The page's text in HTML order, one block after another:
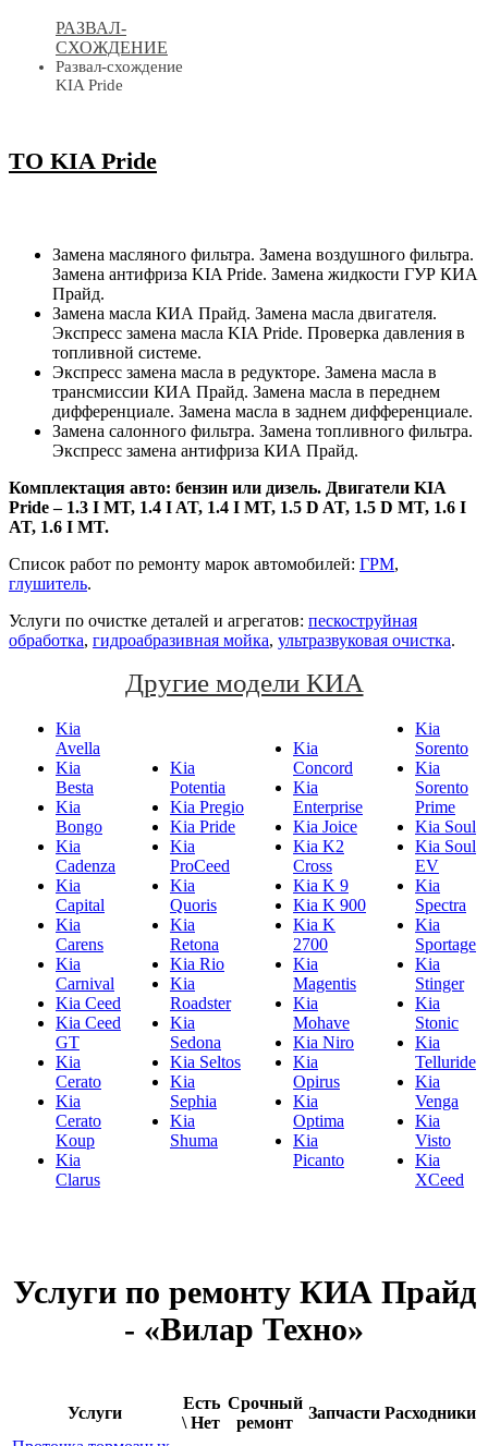
РАЗВАЛ-
СХОЖДЕНИЕ
Развал-схождение
KIA Pride
ТО KIA Pride
Замена масляного фильтра. Замена воздушного фильтра.
Замена антифриза KIA Pride. Замена жидкости ГУР КИА
Прайд.
Замена масла КИА Прайд. Замена масла двигателя.
Экспресс замена масла KIA Pride. Проверка давления в
топливной системе.
Экспресс замена масла в редукторе. Замена масла в
трансмиссии КИА Прайд. Замена масла в переднем
дифференциале. Замена масла в заднем дифференциале.
Замена салонного фильтра. Замена топливного фильтра.
Экспресс замена антифриза КИА Прайд.
Комплектация авто: бензин или дизель. Двигатели KIA
Pride – 1.3 I MT, 1.4 I AT, 1.4 I MT, 1.5 D AT, 1.5 D MT, 1.6 I
AT, 1.6 I MT.
Список работ по ремонту марок автомобилей: ГРМ,
глушитель.
Услуги по очистке деталей и агрегатов: пескоструйная
обработка, гидроабразивная мойка, ультразвуковая очистка.
Другие модели КИА
Kia
Avella
Kia
Besta
Kia
Bongo
Kia
Cadenza
Kia
Capital
Kia
Carens
Kia
Carnival
Kia Ceed
Kia Ceed
GT
Kia
Cerato
Kia
Cerato
Koup
Kia
Clarus
Kia
Potentia
Kia Pregio
Kia Pride
Kia
ProCeed
Kia
Quoris
Kia
Retona
Kia Rio
Kia
Roadster
Kia
Sedona
Kia Seltos
Kia
Sephia
Kia
Shuma
Kia
Concord
Kia
Enterprise
Kia Joice
Kia K2
Cross
Kia K 9
Kia K 900
Kia K
2700
Kia
Magentis
Kia
Mohave
Kia Niro
Kia
Opirus
Kia
Optima
Kia
Picanto
Kia
Sorento
Kia
Sorento
Prime
Kia Soul
Kia Soul
EV
Kia
Spectra
Kia
Sportage
Kia
Stinger
Kia
Stonic
Kia
Telluride
Kia
Venga
Kia
Visto
Kia
XCeed
Услуги по ремонту КИА Прайд
- «Вилар Техно»
Услуги
Есть
\ Нет
Срочный
ремонт
Запчасти Расходники